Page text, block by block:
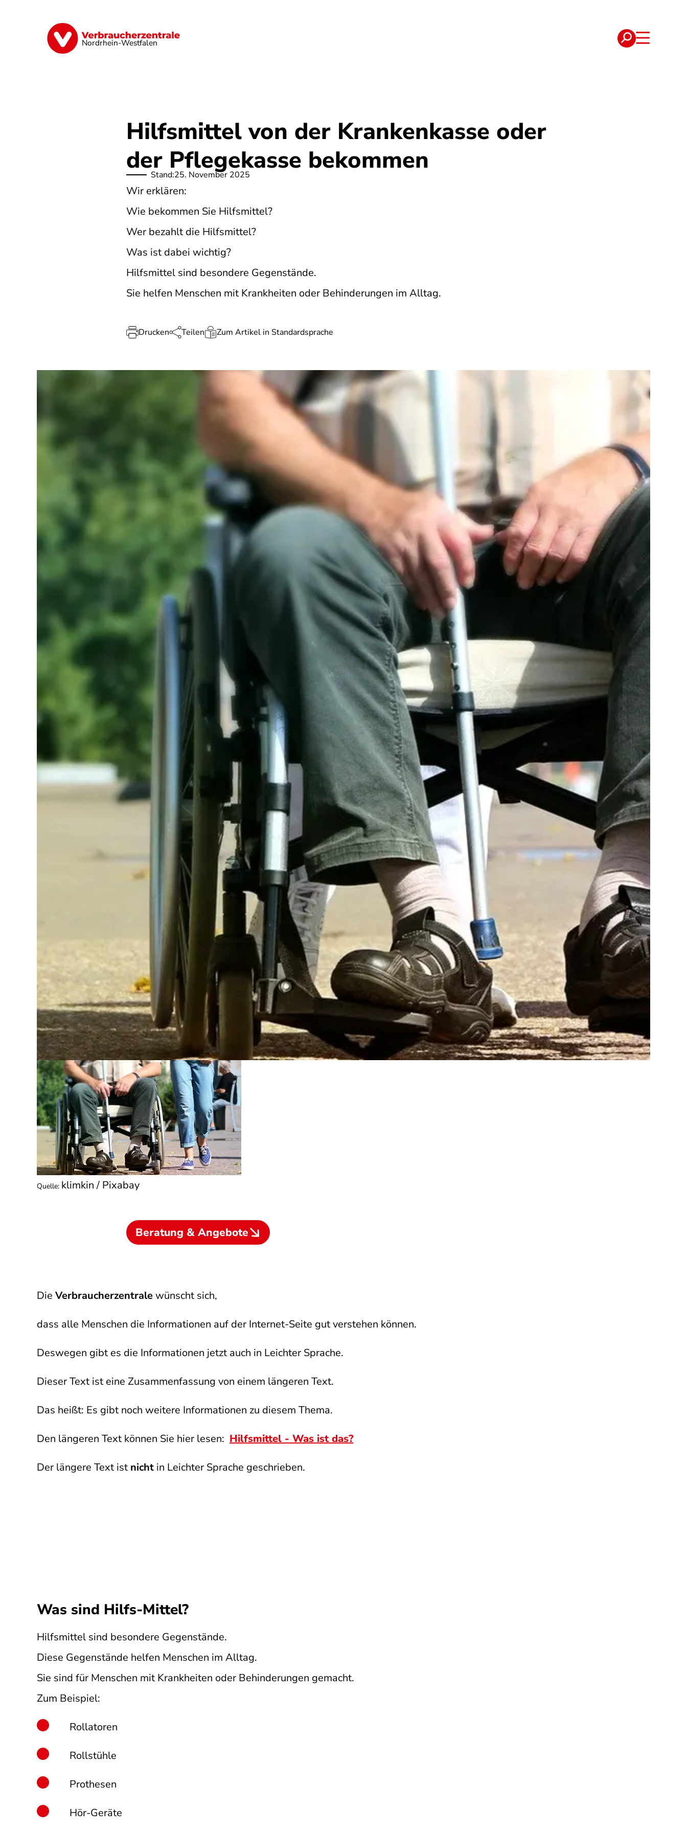
Nordrhein-Westfalen
Finanzen Digitales Lebensmittel
Hilfsmittel von der Krankenkasse oder
der Pflegekasse bekommen
Stand:25. November 2025
Wir erklären:
Wie bekommen Sie Hilfsmittel?
Wer bezahlt die Hilfsmittel?
Was ist dabei wichtig?
Hilfsmittel sind besondere Gegenstände.
Sie helfen Menschen mit Krankheiten oder Behinderungen im Alltag.
Drucken Teilen Zum Artikel in Standardsprache
Quelle: klimkin / Pixabay
Beratung & Angebote
Die Verbraucherzentralewünscht sich,
dass alle Menschen die Informationen auf der Internet-Seite gut verstehen können.
Deswegen gibt es die Informationen jetzt auch in Leichter Sprache.
Dieser Text ist eine Zusammenfassung von einem längeren Text.
Das heißt: Es gibt noch weitere Informationen zu diesem Thema.
Den längeren Text können Sie hier lesen: Hilfsmittel - Was ist das?
Der längere Text ist nicht in Leichter Sprache geschrieben.
Was sind Hilfs-Mittel?
Hilfsmittel sind besondere Gegenstände.
Diese Gegenstände helfen Menschen im Alltag.
Sie sind für Menschen mit Krankheiten oder Behinderungen gemacht.
Zum Beispiel:
Rollatoren
Rollstühle
Prothesen
Hör-Geräte